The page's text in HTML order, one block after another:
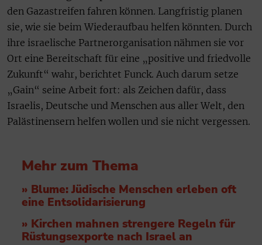
den Gazastreifen fahren können. Langfristig planen
sie, wie sie beim Wiederaufbau helfen könnten. Durch
ihre israelische Partnerorganisation nähmen sie vor
Ort eine Bereitschaft für eine „positive und friedvolle
Zukunft“ wahr, berichtet Funck. Auch darum setze
„Gain“ seine Arbeit fort: als Zeichen dafür, dass
Israelis, Deutsche und Menschen aus aller Welt, den
Palästinensern helfen wollen und sie nicht vergessen.
Mehr zum Thema
» Blume: Jüdische Menschen erleben oft
eine Entsolidarisierung
» Kirchen mahnen strengere Regeln für
Rüstungsexporte nach Israel an